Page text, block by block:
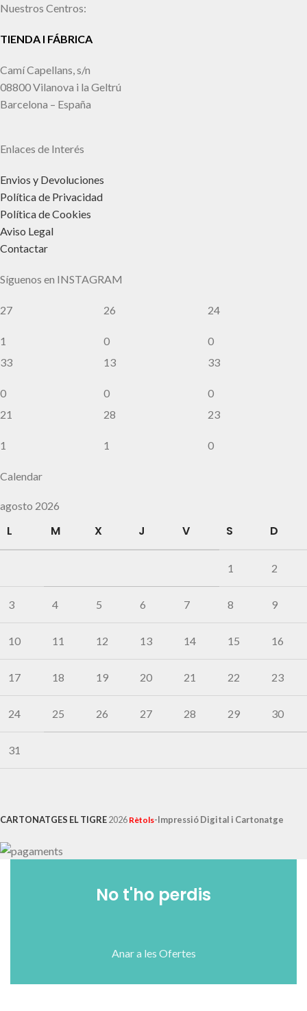
Nuestros Centros:
TIENDA I FÁBRICA
Camí Capellans, s/n
08800 Vilanova i la Geltrú
Barcelona – España
Enlaces de Interés
Envios y Devoluciones
Política de Privacidad
Política de Cookies
Aviso Legal
Contactar
Síguenos en INSTAGRAM
27
1
26
0
24
0
33
0
13
0
33
0
21
1
28
1
23
0
Calendar
agosto 2026
L M X J V S D
1 2
3 4 5 6 7 8 9
10 11 12 13 14 15 16
17 18 19 20 21 22 23
24 25 26 27 28 29 30
31
CARTONATGES EL TIGRE2026 Rètols-Impressió Digital i Cartonatge
No t'ho perdis
Anar a les Ofertes